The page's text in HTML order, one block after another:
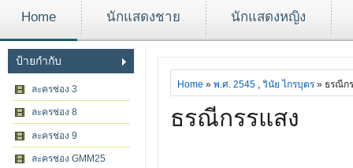
Home นักแสดงชาย นักแสดงหญิง
ป้ายกำกับ
ละครช่อง 3
ละครช่อง 8
ละครช่อง 9
ละครช่อง GMM25
Home » พ.ศ. 2545 , วินัย ไกรบุตร » ธรณีก
ธรณีกรรแสง